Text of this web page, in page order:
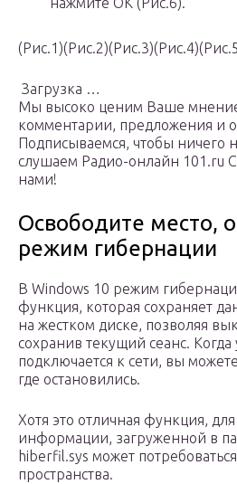
Загрузка …
Мы высоко ценим Ваше
комментарии, предложения и
Подписываемся, чтобы ничего
слушаем Радио-онлайн 101.ru
нами!
Освободите место,
режим гибернации
В Windows 10 режим
функция, которая сохраняет
на жестком диске, позволяя
сохранив текущий сеанс. Когда
подключается к сети, вы
где остановились.
Хотя это отличная функция,
информации, загруженной в
hiberfil.sys может
пространства.